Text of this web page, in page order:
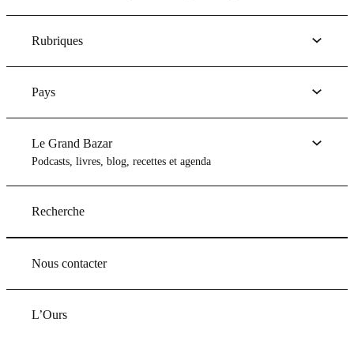
Rubriques
Pays
Le Grand Bazar
Podcasts, livres, blog, recettes et agenda
Recherche
Nous contacter
L’Ours